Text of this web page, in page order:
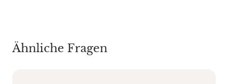
Ähnliche Fragen